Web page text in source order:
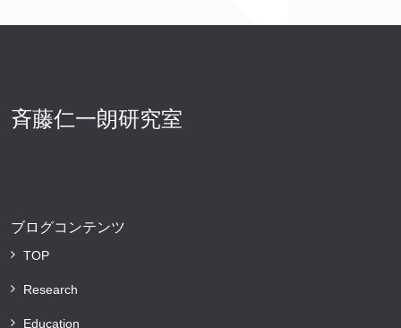
斉藤仁一朗研究室
ブログコンテンツ
TOP
Research
Education